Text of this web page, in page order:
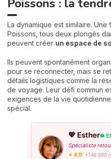
Poissons : la
La dynamique est similaire. Une
Poissons, tous deux plongés
peuvent créer un espace de
Ils peuvent spontanément
pour se reconnecter, mais se
détails logistiques comme la
de voyage. Leur défi commun
exigences de la vie
spécial.
💖 Esther●
Spécialiste
⭐ 4,9· +146 000